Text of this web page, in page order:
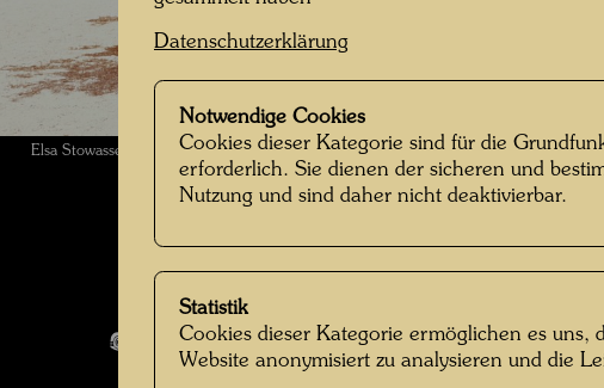
Elsa Stowasser , Fotograf: Unbekannt Unknown © Hundertwasser Archiv
Familienfotos
Bildergalerie öffnen
Datenschutzerklärung
Notwendige Cookies
Cookies dieser Kategorie sind für die
erforderlich. Sie dienen der sicheren und
Nutzung und sind daher nicht deaktivierbar.
Statistik
Cookies dieser Kategorie ermöglichen es uns,
Website anonymisiert zu analysieren und die